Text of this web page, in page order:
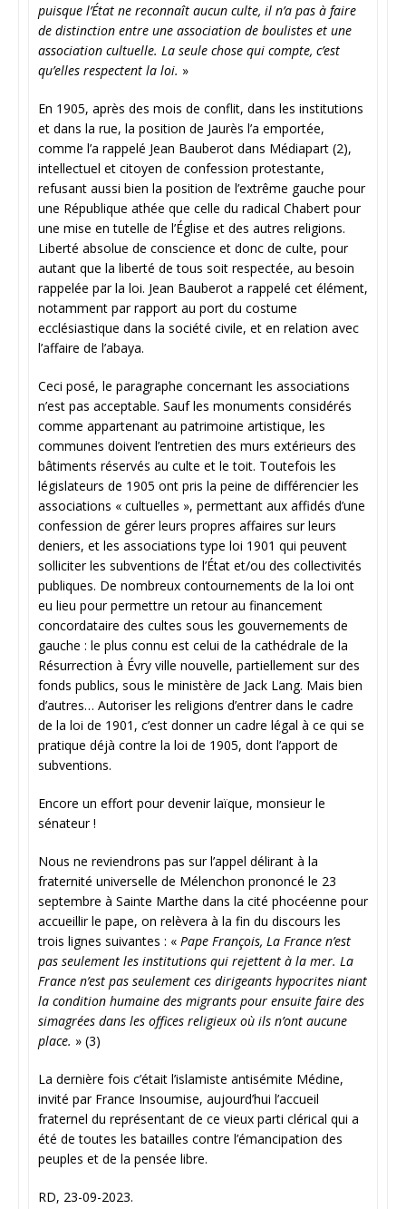
puisque l’État ne reconnaît aucun culte, il n’a pas à faire
de distinction entre une association de boulistes et une
association cultuelle. La seule chose qui compte, c’est
qu’elles respectent la loi. »
En 1905, après des mois de conflit, dans les institutions
et dans la rue, la position de Jaurès l’a emportée,
comme l’a rappelé Jean Bauberot dans Médiapart (2),
intellectuel et citoyen de confession protestante,
refusant aussi bien la position de l’extrême gauche pour
une République athée que celle du radical Chabert pour
une mise en tutelle de l’Église et des autres religions.
Liberté absolue de conscience et donc de culte, pour
autant que la liberté de tous soit respectée, au besoin
rappelée par la loi. Jean Bauberot a rappelé cet élément,
notamment par rapport au port du costume
ecclésiastique dans la société civile, et en relation avec
l’affaire de l’abaya.
Ceci posé, le paragraphe concernant les associations
n’est pas acceptable. Sauf les monuments considérés
comme appartenant au patrimoine artistique, les
communes doivent l’entretien des murs extérieurs des
bâtiments réservés au culte et le toit. Toutefois les
législateurs de 1905 ont pris la peine de différencier les
associations « cultuelles », permettant aux affidés d’une
confession de gérer leurs propres affaires sur leurs
deniers, et les associations type loi 1901 qui peuvent
solliciter les subventions de l’État et/ou des collectivités
publiques. De nombreux contournements de la loi ont
eu lieu pour permettre un retour au financement
concordataire des cultes sous les gouvernements de
gauche : le plus connu est celui de la cathédrale de la
Résurrection à Évry ville nouvelle, partiellement sur des
fonds publics, sous le ministère de Jack Lang. Mais bien
d’autres… Autoriser les religions d’entrer dans le cadre
de la loi de 1901, c’est donner un cadre légal à ce qui se
pratique déjà contre la loi de 1905, dont l’apport de
subventions.
Encore un effort pour devenir laïque, monsieur le
sénateur !
Nous ne reviendrons pas sur l’appel délirant à la
fraternité universelle de Mélenchon prononcé le 23
septembre à Sainte Marthe dans la cité phocéenne pour
accueillir le pape, on relèvera à la fin du discours les
trois lignes suivantes : « Pape François, La France n’est
pas seulement les institutions qui rejettent à la mer. La
France n’est pas seulement ces dirigeants hypocrites niant
la condition humaine des migrants pour ensuite faire des
simagrées dans les offices religieux où ils n’ont aucune
place. » (3)
La dernière fois c’était l’islamiste antisémite Médine,
invité par France Insoumise, aujourd’hui l’accueil
fraternel du représentant de ce vieux parti clérical qui a
été de toutes les batailles contre l’émancipation des
peuples et de la pensée libre.
RD, 23-09-2023.